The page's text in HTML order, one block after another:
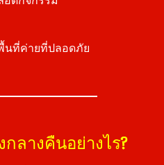
นที่ค่ายที่ปลอดภัย
ลางคืนอย่างไร?